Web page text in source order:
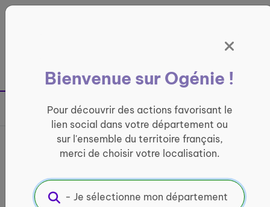
France entière
Bienvenue sur Ogénie !
Pour découvrir des actions favorisant le
lien social dans votre département ou
sur l'ensemble du territoire français,
merci de choisir votre localisation.
Partager sur
France services Pays
d’Opale d’Ardres
Panneau de gestion des cookies